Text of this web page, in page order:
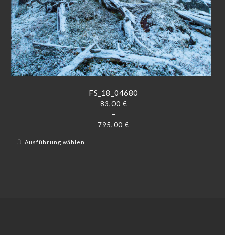
FS_18_04680
83,00 €
–
795,00 €
Ausführung wählen